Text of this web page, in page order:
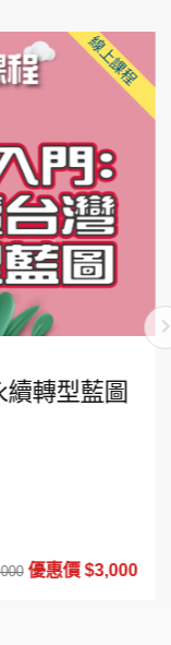
線上課程
轉型藍圖
優惠價 $3,000